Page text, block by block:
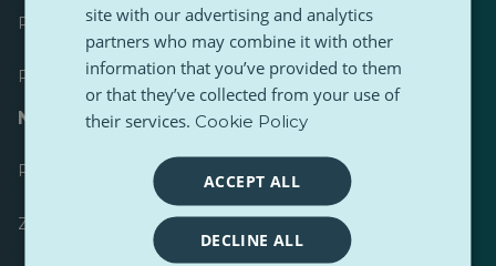
Przewodnik stylistyczny treści PulseZ
Przewodnik po postach dla współtwórców PulseZ
Najczęściej zadawane pytania
Prześlij żądanie
Zgłoś problem
site with our advertising and analytics
partners who may combine it with other
information that you’ve provided to them
or that they’ve collected from your use of
their services. Cookie Policy
ACCEPT ALL
DECLINE ALL